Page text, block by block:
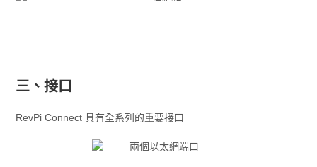
三、接口
RevPi Connect 具有全系列的重要接口